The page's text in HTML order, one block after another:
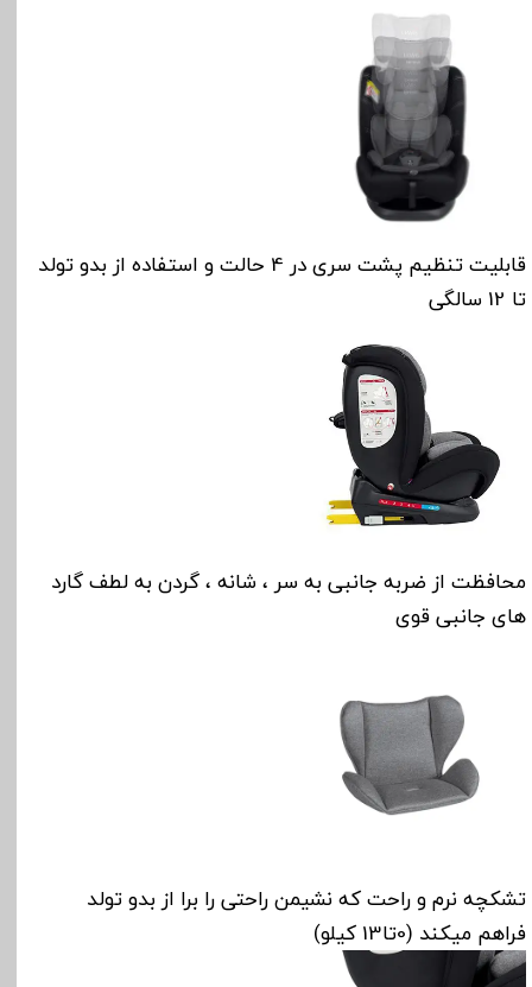
قابلیت تنظیم پشت سری در 4 حالت و استفاده از بدو تولد
تا 12 سالگی
محافظت از ضربه جانبی به سر ، شانه ، گردن به لطف گارد
های جانبی قوی
تشکچه نرم و راحت که نشیمن راحتی را برا از بدو تولد
فراهم میکند (0تا13 کیلو)